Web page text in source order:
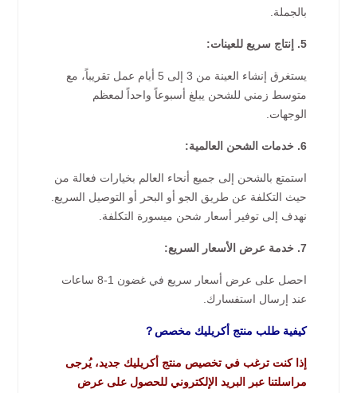
بالجملة.
5. إنتاج سريع للعينات:
يستغرق إنشاء العينة من 3 إلى 5 أيام عمل تقريباً، مع
متوسط زمني للشحن يبلغ أسبوعاً واحداً لمعظم
الوجهات.
6. خدمات الشحن العالمية:
استمتع بالشحن إلى جميع أنحاء العالم بخيارات فعالة من
حيث التكلفة عن طريق الجو أو البحر أو التوصيل السريع.
نهدف إلى توفير أسعار شحن ميسورة التكلفة.
7. خدمة عرض الأسعار السريع:
احصل على عرض أسعار سريع في غضون 1-8 ساعات
عند إرسال استفسارك.
كيفية طلب منتج أكريليك مخصص？
إذا كنت ترغب في تخصيص منتج أكريليك جديد، يُرجى
مراسلتنا عبر البريد الإلكتروني للحصول على عرض